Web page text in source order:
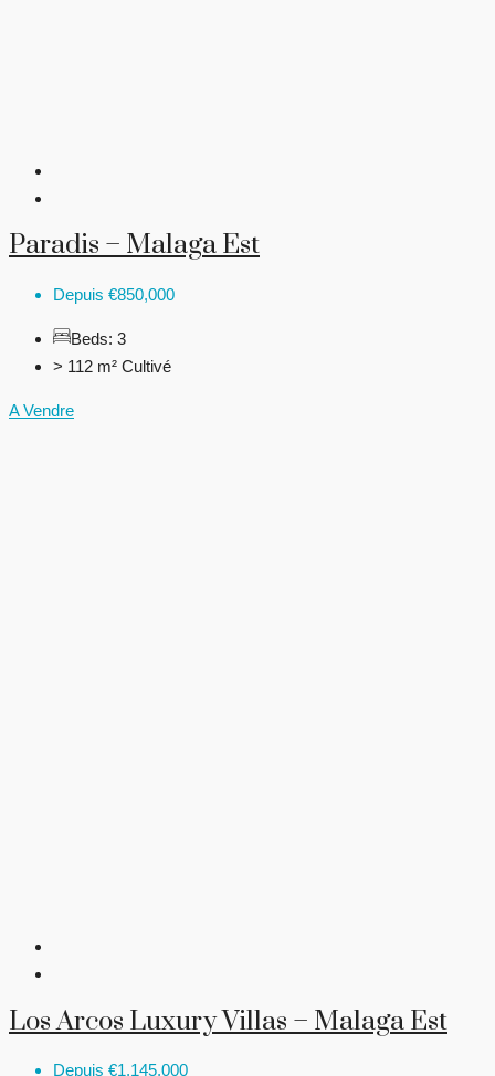
Paradis – Malaga Est
Depuis €850,000
Beds: 3
> 112 m² Cultivé
A Vendre
Los Arcos Luxury Villas – Malaga Est
Depuis €1,145,000